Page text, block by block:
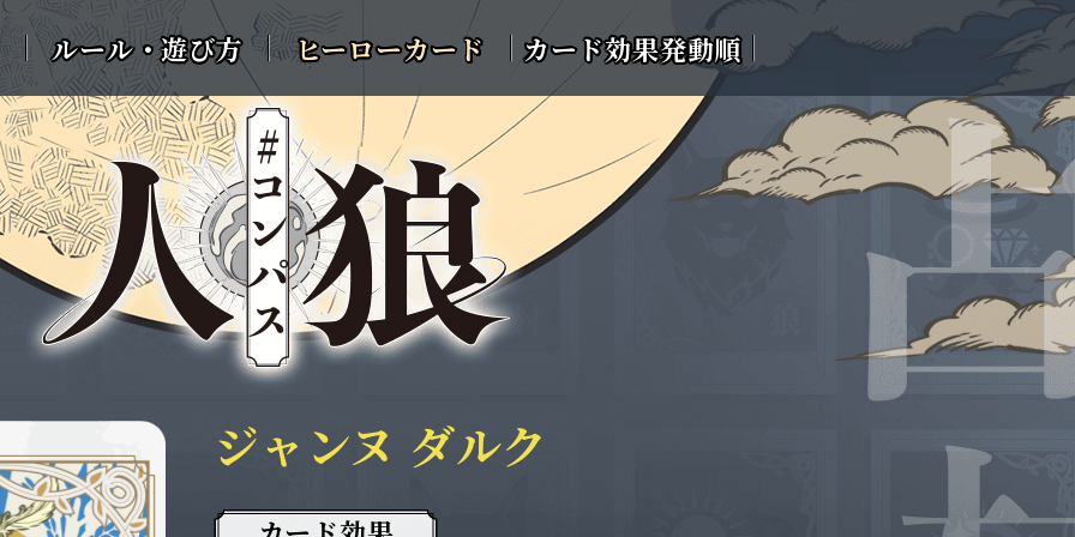
ルール・遊び方 ヒーローカード カード効果発動順
ジャンヌ ダルク